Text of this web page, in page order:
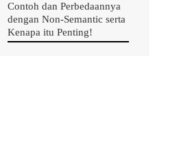
Contoh dan Perbedaannya
dengan Non-Semantic serta
Kenapa itu Penting!